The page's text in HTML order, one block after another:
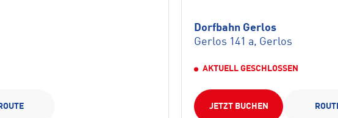
ROUTE
Dorfbahn Gerlos
Gerlos 141 a, Gerlos
AKTUELL GESCHLOSSEN
JETZT BUCHEN